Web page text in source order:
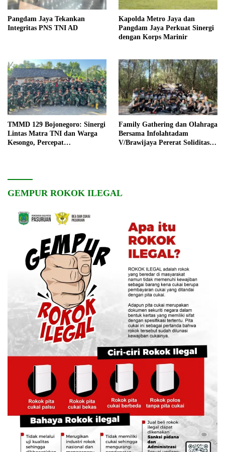
Pangdam Jaya Tekankan
Integritas PNS TNI AD
Kapolda Metro Jaya dan
Pangdam Jaya Perkuat Sinergi
dengan Korps Marinir
TMMD 129 Bojonegoro: Sinergi
Lintas Matra TNI dan Warga
Kesongo, Percepat
Family Gathering dan Olahraga
Bersama Infolahtadam
V/Brawijaya Pererat Soliditas
GEMPUR ROKOK ILEGAL